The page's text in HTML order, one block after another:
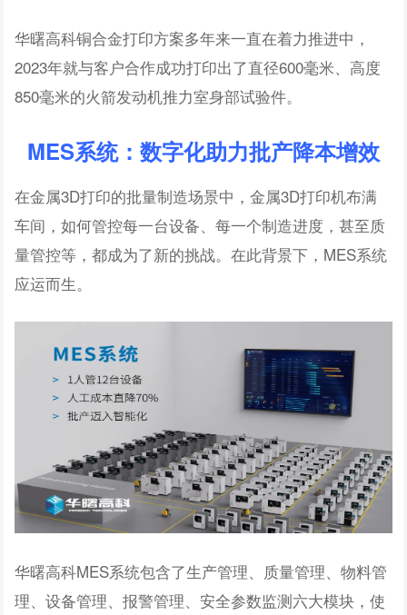
华曙高科铜合金打印方案多年来一直在着力推进中，
2023年就与客户合作成功打印出了直径600毫米、高度
850毫米的火箭发动机推力室身部试验件。
MES系统：数字化助力批产降本增效
在金属3D打印的批量制造场景中，金属3D打印机布满
车间，如何管控每一台设备、每一个制造进度，甚至质
量管控等，都成为了新的挑战。在此背景下，MES系统
应运而生。
华曙高科MES系统包含了生产管理、质量管理、物料管
理、设备管理、报警管理、安全参数监测六大模块，使